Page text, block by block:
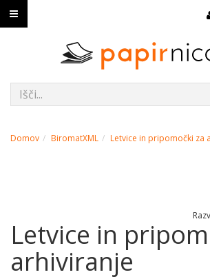
Domov BiromatXML Letvice in pripomočki za
Letvice in
arhiviranje